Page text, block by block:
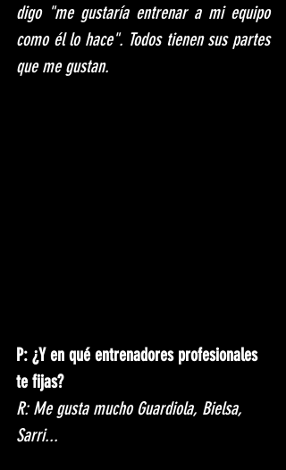
digo "me gustaría entrenar a mi equipo
como él lo hace". Todos tienen sus partes
que me gustan.
P: ¿Y en qué entrenadores profesionales
te fijas?
R: Me gusta mucho Guardiola, Bielsa,
Sarri...